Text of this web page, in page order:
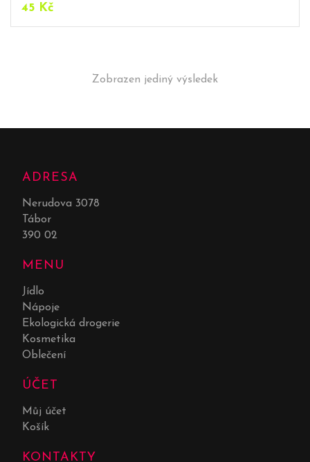
45 Kč
Zobrazen jediný výsledek
ADRESA
Nerudova 3078
Tábor
390 02
MENU
Jídlo
Nápoje
Ekologická drogerie
Kosmetika
Oblečení
ÚČET
Můj účet
Košík
KONTAKTY